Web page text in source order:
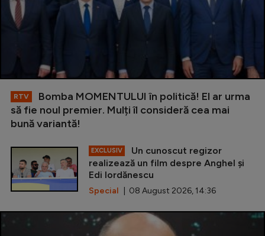
RTV
Bomba MOMENTULUI în politică! El ar urma
să fie noul premier. Mulți îl consideră cea mai
bună variantă!
EXCLUSIV
Un cunoscut regizor
realizează un film despre Anghel și
Edi Iordănescu
Special | 08 August 2026, 14:36